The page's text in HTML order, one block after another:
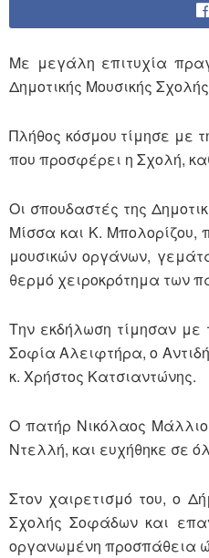
Με μεγάλη επιτυχία
Δημοτικής Μουσικής
Πλήθος κόσμου τίμησε με
που προσφέρει η Σχολή,
Οι σπουδαστές της
Μίσσα και Κ. Μπολορίζου,
μουσικών οργάνων,
θερμό χειροκρότημα των
Την εκδήλωση τίμησαν με
Σοφία Αλειφτήρα, ο
κ. Χρήστος Κατσιαντώνης.
Ο πατήρ Νικόλαος
Ντελλή, και ευχήθηκε σε
Στον χαιρετισμό του, ο
Σχολής Σοφάδων και
οργανωμένη προσπάθεια